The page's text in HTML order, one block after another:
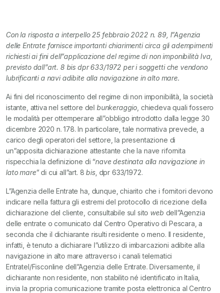
Con la risposta a interpello 25 febbraio 2022 n. 89, l”Agenzia
delle Entrate fornisce importanti chiarimenti circa gli adempimenti
richiesti ai fini dell”applicazione del regime di non imponibilità Iva,
previsto dall”art. 8 bis dpr 633/1972 per i soggetti che vendono
lubrificanti a navi adibite alla navigazione in alto mare.
Ai fini del riconoscimento del regime di non imponibilità, la società
istante, attiva nel settore del bunkeraggio , chiedeva quali fossero
le modalità per ottemperare all”obbligo introdotto dalla legge 30
dicembre 2020 n. 178. In particolare, tale normativa prevede, a
carico degli operatori del settore, la presentazione di
un”apposita dichiarazione attestante che la nave rifornita
rispecchia la definizione di “nave destinata alla navigazione in
lato mare” di cui all”art. 8bis, dpr 633/1972.
L”Agenzia delle Entrate ha, dunque, chiarito che i fornitori devono
indicare nella fattura gli estremi del protocollo di ricezione della
dichiarazione del cliente, consultabile sul sito web dell”Agenzia
delle entrate o comunicato dal Centro Operativo di Pescara, a
seconda che il dichiarante risulti residente o meno. Il residente,
infatti, è tenuto a dichiarare l”utilizzo di imbarcazioni adibite alla
navigazione in alto mare attraverso i canali telematici
Entratel/Fisconline dell”Agenzia delle Entrate. Diversamente, il
dichiarante non residente, non stabilito né identificato in Italia,
invia la propria comunicazione tramite posta elettronica al Centro